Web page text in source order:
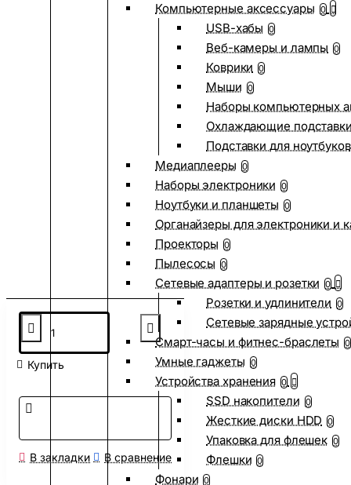
Компьютерные аксессуары 0
USB-хабы 0
Веб-камеры и лампы 0
Коврики 0
Мыши 0
Наборы компьютерных
Охлаждающие
Подставки для ноутбуков
Медиаплееры 0
Наборы электроники 0
Ноутбуки и планшеты 0
Органайзеры для электроники и
Проекторы 0
Пылесосы 0
Сетевые адаптеры и розетки 0
Розетки и удлинители 0
Сетевые зарядные
Смарт-часы и фитнес-браслеты 0
Умные гаджеты 0
Устройства хранения 0
SSD накопители 0
Жесткие диски HDD 0
Упаковка для флешек 0
Флешки 0
Фонари 0
Купить
В закладки В сравнение